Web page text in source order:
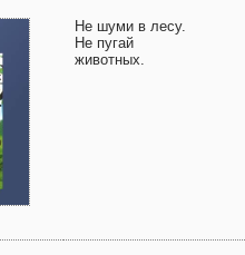
Не шуми в лесу.
Не пугай
животных.